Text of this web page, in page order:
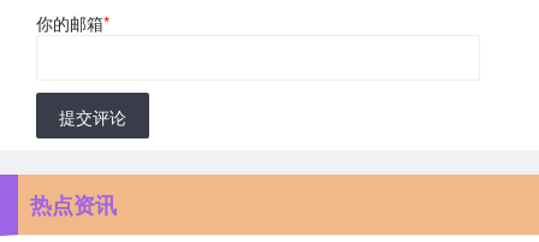
你的邮箱*
提交评论
热点资讯